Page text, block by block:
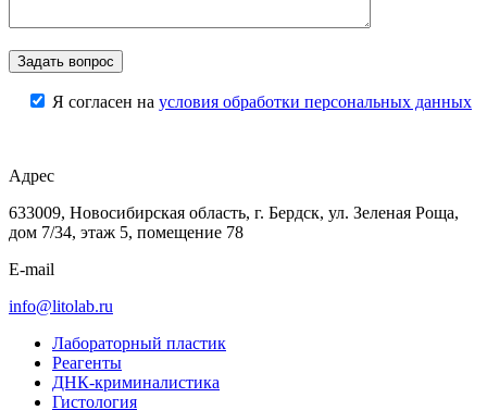
Я согласен на условия обработки персональных данных
Адрес
633009, Новосибирская область, г. Бердск, ул. Зеленая Роща,
дом 7/34, этаж 5, помещение 78
E-mail
info@litolab.ru
Лабораторный пластик
Реагенты
ДНК-криминалистика
Гистология